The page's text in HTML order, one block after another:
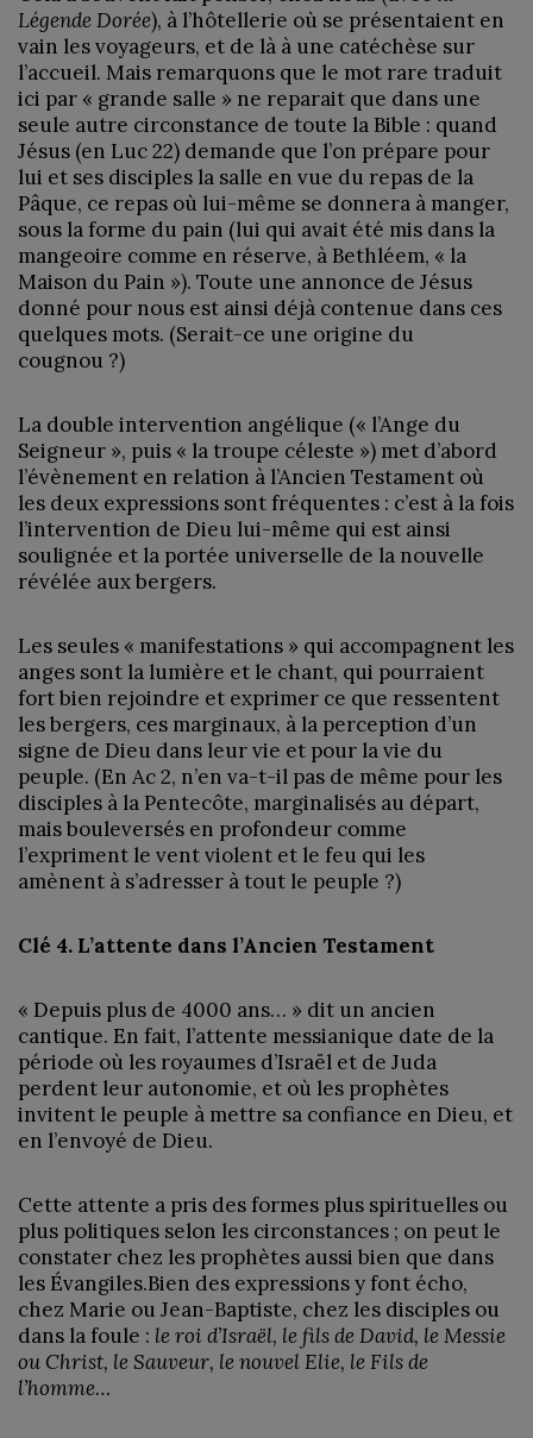
Légende Dorée), à l’hôtellerie où se présentaient en
vain les voyageurs, et de là à une catéchèse sur
l’accueil. Mais remarquons que le mot rare traduit
ici par « grande salle » ne reparait que dans une
seule autre circonstance de toute la Bible : quand
Jésus (en Luc 22) demande que l’on prépare pour
lui et ses disciples la salle en vue du repas de la
Pâque, ce repas où lui-même se donnera à manger,
sous la forme du pain (lui qui avait été mis dans la
mangeoire comme en réserve, à Bethléem, « la
Maison du Pain »). Toute une annonce de Jésus
donné pour nous est ainsi déjà contenue dans ces
quelques mots. (Serait-ce une origine du
cougnou ?)
La double intervention angélique (« l’Ange du
Seigneur », puis « la troupe céleste ») met d’abord
l’évènement en relation à l’Ancien Testament où
les deux expressions sont fréquentes : c’est à la fois
l’intervention de Dieu lui-même qui est ainsi
soulignée et la portée universelle de la nouvelle
révélée aux bergers.
Les seules « manifestations » qui accompagnent les
anges sont la lumière et le chant, qui pourraient
fort bien rejoindre et exprimer ce que ressentent
les bergers, ces marginaux, à la perception d’un
signe de Dieu dans leur vie et pour la vie du
peuple. (En Ac 2, n’en va-t-il pas de même pour les
disciples à la Pentecôte, marginalisés au départ,
mais bouleversés en profondeur comme
l’expriment le vent violent et le feu qui les
amènent à s’adresser à tout le peuple ?)
Clé 4. L’attente dans l’Ancien Testament
« Depuis plus de 4000 ans… » dit un ancien
cantique. En fait, l’attente messianique date de la
période où les royaumes d’Israël et de Juda
perdent leur autonomie, et où les prophètes
invitent le peuple à mettre sa confiance en Dieu, et
en l’envoyé de Dieu.
Cette attente a pris des formes plus spirituelles ou
plus politiques selon les circonstances ; on peut le
constater chez les prophètes aussi bien que dans
les Évangiles.Bien des expressions y font écho,
chez Marie ou Jean-Baptiste, chez les disciples ou
dans la foule : le roi d’Israël, le fils de David, le Messie
ou Christ, le Sauveur, le nouvel Elie, le Fils de
l’homme…